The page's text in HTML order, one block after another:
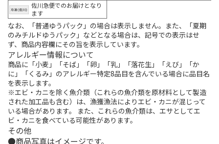
佐川急便でのお届けとなり
ます
なお、「普通ゆうパック」の場合は表示しません。また、「夏期
のみチルドゆうパック」などとなる場合は、記号での表示はせ
ず、商品内容欄にその旨を表示しています。
アレルギー情報について
商品に「小麦」「そば」「卵」「乳」「落花生」「えび」「か
に」「くるみ」のアレルギー特定8品目を含んでいる場合に品目名
を表示します。
※エビ・カニを除く魚介類（これらの魚介類を原材料として製造
された加工品も含む）は、漁獲漁法によりエビ・カニが混じって
いる場合があります。 また、これらの魚介類は、エサとしてエ
ビ・カニを食べている可能性があります。
その他
商品写真はイメージです。